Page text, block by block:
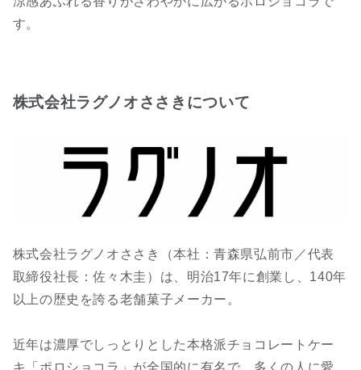
す。
株式会社ラグノオささきについて
株式会社ラグノオささき（本社：青森県弘前市／代表
取締役社長：佐々木圭）は、明治17年に創業し、140年
以上の歴史を誇る老舗菓子メーカー。
近年は濃厚でしっとりとした本格派チョコレートケー